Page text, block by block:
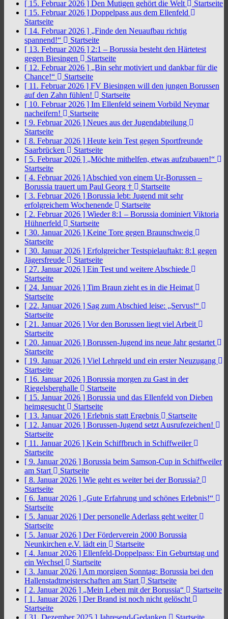
[ 15. Februar 2026 ] Den Mutigen gehört die Welt
Startseite
[ 15. Februar 2026 ] Doppelpass aus dem Ellenfeld
Startseite
[ 14. Februar 2026 ] „Finde den Neuaufbau richtig
spannend!“
Startseite
[ 13. Februar 2026 ] 2:1 – Borussia besteht den Härtetest
gegen Biesingen
Startseite
[ 12. Februar 2026 ] „Bin sehr motiviert und dankbar für die
Chance!“
Startseite
[ 11. Februar 2026 ] FV Biesingen will den jungen Borussen
auf den Zahn fühlen!
Startseite
[ 10. Februar 2026 ] Im Ellenfeld seinem Vorbild Neymar
nacheifern!
Startseite
[ 9. Februar 2026 ] Neues aus der Jugendabteilung
Startseite
[ 8. Februar 2026 ] Heute kein Test gegen Sportfreunde
Saarbrücken
Startseite
[ 5. Februar 2026 ] „Möchte mithelfen, etwas aufzubauen!“
Startseite
[ 4. Februar 2026 ] Abschied von einem Ur-Borussen –
Borussia trauert um Paul Georg †
Startseite
[ 3. Februar 2026 ] Borussia lebt: Jugend mit sehr
erfolgreichem Wochenende
Startseite
[ 2. Februar 2026 ] Wieder 8:1 – Borussia dominiert Viktoria
Hühnerfeld
Startseite
[ 30. Januar 2026 ] Keine Tore gegen Braunschweig
Startseite
[ 30. Januar 2026 ] Erfolgreicher Testspielauftakt: 8:1 gegen
Jägersfreude
Startseite
[ 27. Januar 2026 ] Ein Test und weitere Abschiede
Startseite
[ 24. Januar 2026 ] Tim Braun zieht es in die Heimat
Startseite
[ 22. Januar 2026 ] Sag zum Abschied leise: „Servus!“
Startseite
[ 21. Januar 2026 ] Vor den Borussen liegt viel Arbeit
Startseite
[ 20. Januar 2026 ] Borussen-Jugend ins neue Jahr gestartet
Startseite
[ 19. Januar 2026 ] Viel Lehrgeld und ein erster Neuzugang
Startseite
[ 16. Januar 2026 ] Borussia morgen zu Gast in der
Riegelsberghalle
Startseite
[ 15. Januar 2026 ] Borussia und das Ellenfeld von Dieben
heimgesucht
Startseite
[ 13. Januar 2026 ] Erlebnis statt Ergebnis
Startseite
[ 12. Januar 2026 ] Borussen-Jugend setzt Ausrufezeichen!
Startseite
[ 11. Januar 2026 ] Kein Schiffbruch in Schiffweiler
Startseite
[ 9. Januar 2026 ] Borussia beim Samson-Cup in Schiffweiler
am Start
Startseite
[ 8. Januar 2026 ] Wie geht es weiter bei der Borussia?
Startseite
[ 6. Januar 2026 ] „Gute Erfahrung und schönes Erlebnis!“
Startseite
[ 5. Januar 2026 ] Der personelle Aderlass geht weiter
Startseite
[ 5. Januar 2026 ] Der Förderverein 2000 Borussia
Neunkirchen e.V. lädt ein
Startseite
[ 4. Januar 2026 ] Ellenfeld-Doppelpass: Ein Geburtstag und
ein Wechsel
Startseite
[ 3. Januar 2026 ] Am morgigen Sonntag: Borussia bei den
Hallenstadtmeisterschaften am Start
Startseite
[ 2. Januar 2026 ] „Mein Leben mit der Borussia“
Startseite
[ 1. Januar 2026 ] Der Brand ist noch nicht gelöscht
Startseite
[ 31. Dezember 2025 ] Jahresend-Gedanken
Startseite